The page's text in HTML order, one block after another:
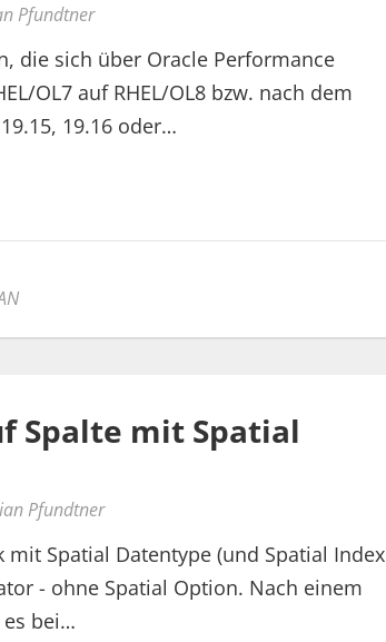
Pfundtner
die sich über Oracle Performance
OL7 auf RHEL/OL8 bzw. nach dem
19.16 oder…
Spalte mit Spatial
Pfundtner
Spatial Datentype (und Spatial Index
- ohne Spatial Option. Nach einem
es bei…